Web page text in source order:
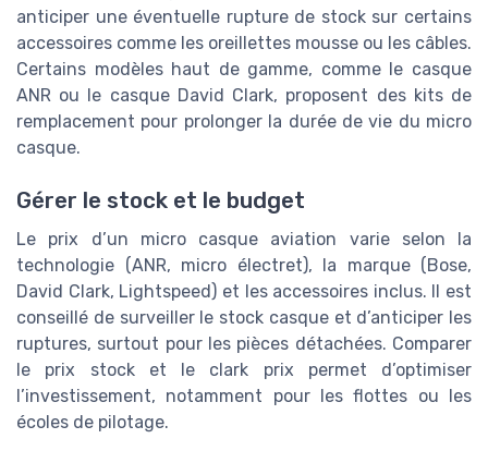
anticiper une éventuelle rupture de stock sur certains
accessoires comme les oreillettes mousse ou les câbles.
Certains modèles haut de gamme, comme le casque
ANR ou le casque David Clark, proposent des kits de
remplacement pour prolonger la durée de vie du micro
casque.
Gérer le stock et le budget
Le prix d’un micro casque aviation varie selon la
technologie (ANR, micro électret), la marque (Bose,
David Clark, Lightspeed) et les accessoires inclus. Il est
conseillé de surveiller le stock casque et d’anticiper les
ruptures, surtout pour les pièces détachées. Comparer
le prix stock et le clark prix permet d’optimiser
l’investissement, notamment pour les flottes ou les
écoles de pilotage.